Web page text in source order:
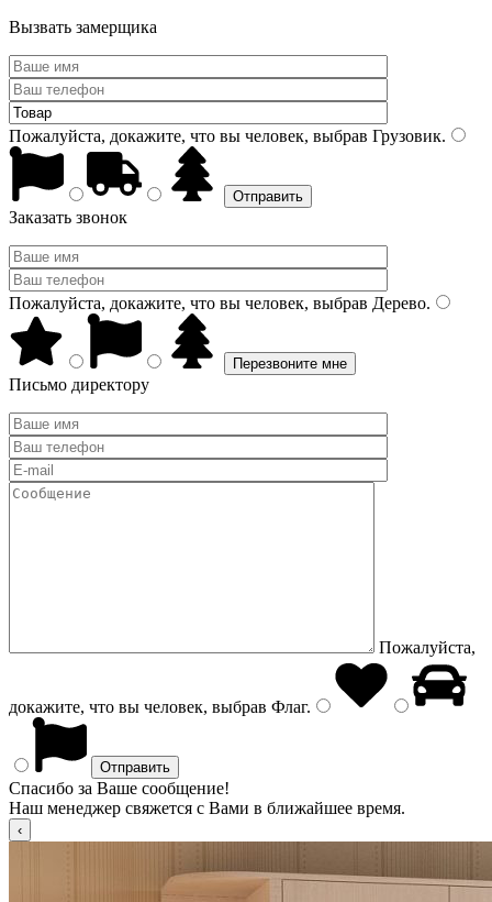
Вызвать замерщика
Пожалуйста, докажите, что вы человек, выбрав Грузовик.
Заказать звонок
Пожалуйста, докажите, что вы человек, выбрав Дерево.
Письмо директору
Пожалуйста,
докажите, что вы человек, выбрав Флаг.
Спасибо за Ваше сообщение!
Наш менеджер свяжется с Вами в ближайшее время.